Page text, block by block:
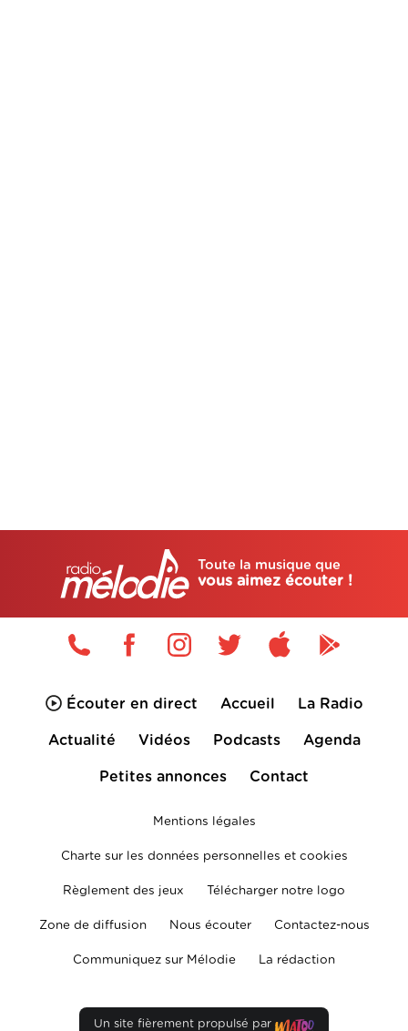
Toute la musique que
vous aimez écouter !
Écouter en direct Accueil La Radio
Actualité Vidéos Podcasts Agenda
Petites annonces Contact
Mentions légales
Charte sur les données personnelles et cookies
Règlement des jeux Télécharger notre logo
Zone de diffusion Nous écouter Contactez-nous
Communiquez sur Mélodie La rédaction
Un site fièrement propulsé par